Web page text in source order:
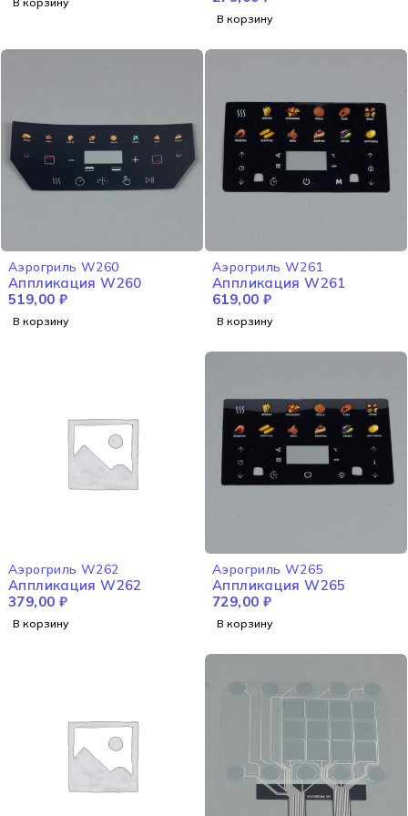
В корзину
Аэрогриль W260
Аппликация W260
519,00 ₽
В корзину
Аэрогриль W261
Аппликация W261
619,00 ₽
В корзину
Аэрогриль W262
Аппликация W262
379,00 ₽
В корзину
Аэрогриль W265
Аппликация W265
729,00 ₽
В корзину